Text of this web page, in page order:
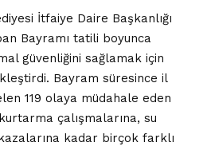
İtfaiye Daire Başkanlığı
Bayramı tatili boyunca
güvenliğini sağlamak için
Bayram süresince il
119 olaya müdahale eden
çalışmalarına, su
kadar birçok farklı